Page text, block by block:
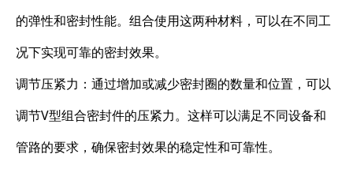
的弹性和密封性能。组合使用这两种材料，可以在不同工
况下实现可靠的密封效果。
调节压紧力：通过增加或减少密封圈的数量和位置，可以
调节V型组合密封件的压紧力。这样可以满足不同设备和
管路的要求，确保密封效果的稳定性和可靠性。